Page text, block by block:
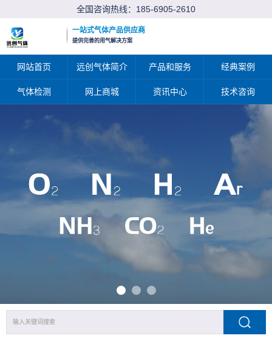
全国咨询热线： 185-6905-2610
一站式气体产品供应商
提供完善的用气解决方案
网站首页 远创气体简介 产品和服务 经典案例
气体检测 网上商城 资讯中心 技术咨询